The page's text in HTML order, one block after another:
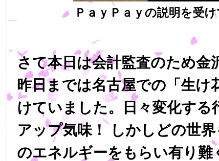
ＰａｙＰａｙの説明を受
さて本日は会計監査のため金
昨日までは名古屋での「生け
けていました。日々変化する
アップ気味！ しかしどの世
のエネルギーをもらい有り難